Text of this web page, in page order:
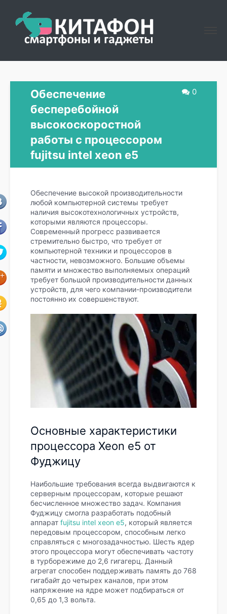
0
Обеспечение
бесперебойной
высокоскоростной
работы с процессором
fujitsu intel xeon e5
Обеспечение высокой производительности
любой компьютерной системы требует
наличия высокотехнологичных устройств,
которыми являются процессоры.
Современный прогресс развивается
стремительно быстро, что требует от
компьютерной техники и процессоров в
частности, невозможного. Большие объемы
памяти и множество выполняемых операций
требует большой производительности данных
устройств, для чего компании-производители
постоянно их совершенствуют.
Основные характеристики
процессора Xeon e5 от
Фуджицу
Наибольшие требования всегда выдвигаются к
серверным процессорам, которые решают
бесчисленное множество задач. Компания
Фуджицу смогла разработать подобный
аппарат fujitsu intel xeon e5, который является
передовым процессором, способным легко
справляться с многозадачностью. Шесть ядер
этого процессора могут обеспечивать частоту
в турборежиме до 2,6 гигагерц. Данный
агрегат способен поддерживать память до 768
гигабайт до четырех каналов, при этом
напряжение на ядре может подбираться от
0,65 до 1,3 вольта.